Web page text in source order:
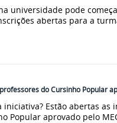
universidade pode
abertas para a
do Cursinho Popular
Estão abertas as
Popular aprovado pelo